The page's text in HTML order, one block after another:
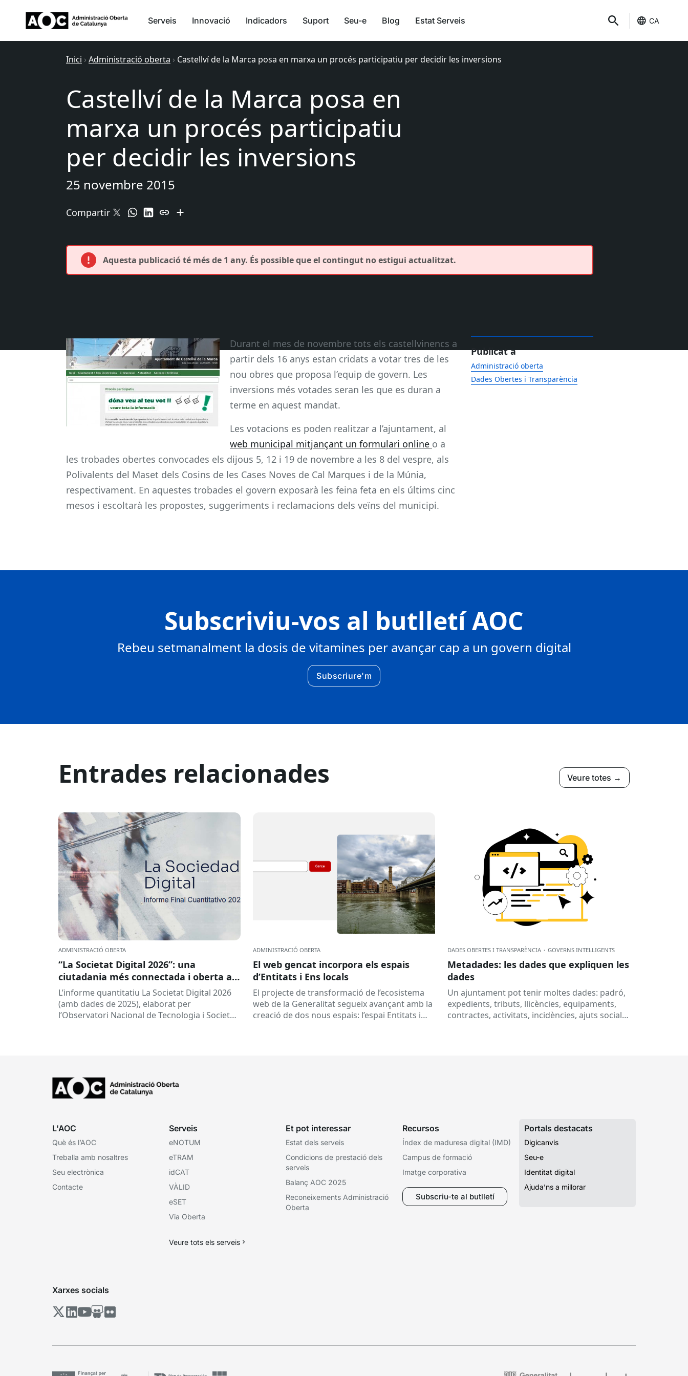
Serveis Innovació Indicadors Suport Seu-e Blog Estat Serveis CA
Inici › Administració oberta › Castellví de la Marca posa en marxa un procés participatiu per decidir les inversions
Castellví de la Marca posa en
marxa un procés participatiu
per decidir les inversions
25 novembre 2015
Compartir
Aquesta publicació té més de 1 any. És possible que el contingut no estigui actualitzat.
Durant el mes de novembre tots els castellvinencs a
partir dels 16 anys estan cridats a votar tres de les
nou obres que proposa l’equip de govern. Les
inversions més votades seran les que es duran a
terme en aquest mandat.
Les votacions es poden realitzar a l’ajuntament, al
web municipal mitjançant un formulari online o a
les trobades obertes convocades els dijous 5, 12 i 19 de novembre a les 8 del vespre, als
Polivalents del Maset dels Cosins de les Cases Noves de Cal Marques i de la Múnia,
respectivament. En aquestes trobades el govern exposarà les feina feta en els últims cinc
mesos i escoltarà les propostes, suggeriments i reclamacions dels veïns del municipi.
Publicat a
Administració oberta
Dades Obertes i Transparència
Subscriviu-vos al butlletí AOC
Rebeu setmanalment la dosis de vitamines per avançar cap a un govern digital
Subscriure'm
Entrades relacionades Veure totes →
ADMINISTRACIÓ OBERTA
“La Societat Digital 2026”: una
ciutadania més connectada i oberta a
la intel·ligència artificial
L’informe quantitatiu La Societat Digital 2026
(amb dades de 2025), elaborat per
l’Observatori Nacional de Tecnologia i Societat
ADMINISTRACIÓ OBERTA
El web gencat incorpora els espais
d’Entitats i Ens locals
El projecte de transformació de l’ecosistema
web de la Generalitat segueix avançant amb la
creació de dos nous espais: l’espai Entitats i
DADES OBERTES I TRANSPARÈNCIA · GOVERNS INTEL·LIGENTS
Metadades: les dades que expliquen les
dades
Un ajuntament pot tenir moltes dades: padró,
expedients, tributs, llicències, equipaments,
contractes, activitats, incidències, ajuts socials,
L'AOC
Què és l’AOC
Treballa amb nosaltres
Seu electrònica
Contacte
Serveis
eNOTUM
eTRAM
idCAT
VÀLID
eSET
Via Oberta
Veure tots els serveis
Et pot interessar
Estat dels serveis
Condicions de prestació dels
serveis
Balanç AOC 2025
Reconeixements Administració
Oberta
Recursos
Índex de maduresa digital (IMD)
Campus de formació
Imatge corporativa
Subscriu-te al butlletí
Portals destacats
Digicanvis
Seu-e
Identitat digital
Ajuda’ns a millorar
Xarxes socials